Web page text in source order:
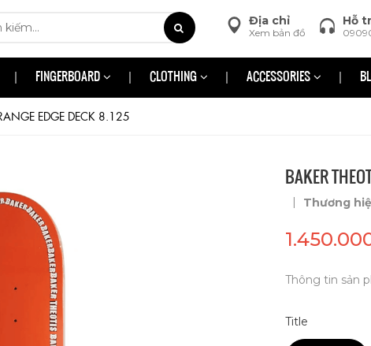
Hỗ
Địa chỉ
Xem bản đồ
FINGERBOARD CLOTHING ACCESSORIES
EDGE DECK 8.125
BAKER
| Thương
Thông tin sản
Title